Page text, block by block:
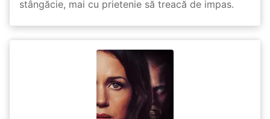
stângăcie, mai cu prietenie să treacă de impas.